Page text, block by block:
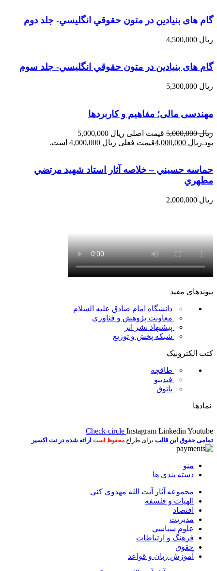
گام های بنیادین در متون حقوقي انگليسي- جلد دوم
ریال
گام های بنیادین در متون حقوقي انگليسي- جلد سوم
ریال
مهندسی مالی؛ مفاهیم و کاربردها
ریال5,000,000
قیمت اصلی ریال 5,000,000
بود.ریال قیمت فعلی ریال 4,000,000 است.
حماسه حسيني – خلاصه آثار استاد شهيد مرتضي
مطهري
ریال
پیوندهای مفید
دانشگاه امام صادق علیه السلام
معاونت پژوهش و فناوری
پیشنهاد نشر اثر
شبکه پخش و توزیع
کتب الکترونیک
طاقچه
فیدیبو
پاتوق
نمادها
Check-circle Instagram Linkedin Youtube
تمامی حقوق این قالب برای طراح محفوظ است ارائه شده در نت اکسیر
منو
دسته بندی ها
مجموعه آثار آيت الله مهدوي كني
الهیات و فلسفه
اقتصاد
مديريت
علوم سياسي
فرهنگ و ارتباطات
حقوق
آموزش زبان و قواعد